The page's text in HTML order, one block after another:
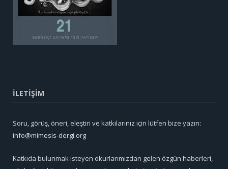
İLETİŞİM
Soru, görüş, öneri, eleştiri ve katkılarınız için lütfen bize yazın:
info@mimesis-dergi.org
Katkıda bulunmak isteyen okurlarımızdan gelen özgün haberleri,